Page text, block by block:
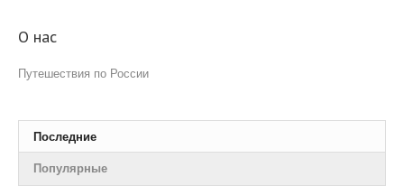
О нас
Путешествия по России
Последние
Популярные